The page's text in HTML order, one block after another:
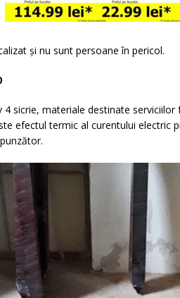
și nu sunt persoane în pericol.
4 sicrie, materiale destinate
efectul termic al curentului electric